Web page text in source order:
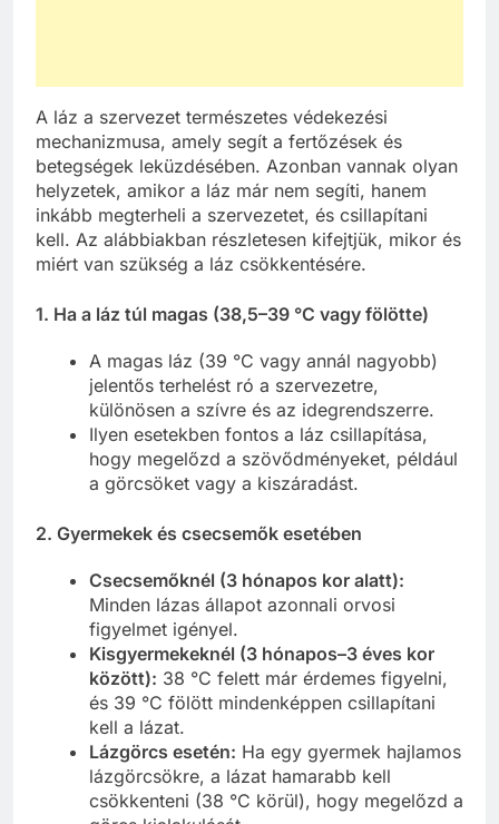
A láz a szervezet természetes védekezési
mechanizmusa, amely segít a fertőzések és
betegségek leküzdésében. Azonban vannak olyan
helyzetek, amikor a láz már nem segíti, hanem
inkább megterheli a szervezetet, és csillapítani
kell. Az alábbiakban részletesen kifejtjük, mikor és
miért van szükség a láz csökkentésére.
1. Ha a láz túl magas (38,5–39 °C vagy fölötte)
A magas láz (39 °C vagy annál nagyobb)
jelentős terhelést ró a szervezetre,
különösen a szívre és az idegrendszerre.
Ilyen esetekben fontos a láz csillapítása,
hogy megelőzd a szövődményeket, például
a görcsöket vagy a kiszáradást.
2. Gyermekek és csecsemők esetében
Csecsemőknél (3 hónapos kor alatt):
Minden lázas állapot azonnali orvosi
figyelmet igényel.
Kisgyermekeknél (3 hónapos–3 éves kor
között): 38 °C felett már érdemes figyelni,
és 39 °C fölött mindenképpen csillapítani
kell a lázat.
Lázgörcs esetén: Ha egy gyermek hajlamos
lázgörcsökre, a lázat hamarabb kell
csökkenteni (38 °C körül), hogy megelőzd a